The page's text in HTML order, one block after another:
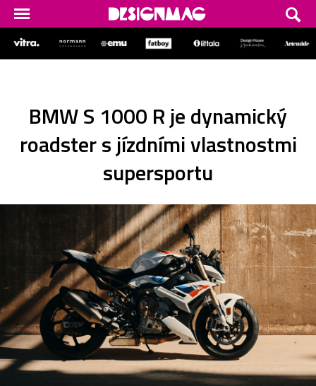
BMW S 1000 R je dynamický
roadster s jízdními vlastnostmi
supersportu